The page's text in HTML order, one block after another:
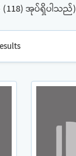
အုပ်ရှိပါသည်)